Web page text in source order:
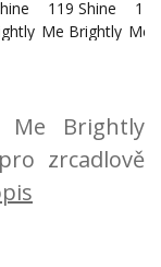
Me Brightly
zrcadlově